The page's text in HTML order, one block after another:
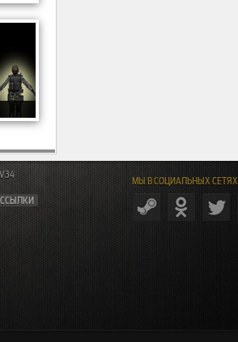
МЫ В СОЦИАЛЬНЫХ СЕТЯХ